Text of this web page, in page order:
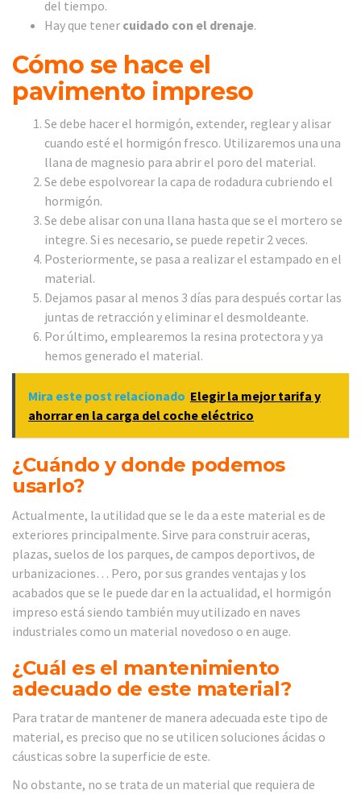
del tiempo.
Hay que tener cuidado con el drenaje.
Cómo se hace el
pavimento impreso
Se debe hacer el hormigón, extender, reglear y alisar
cuando esté el hormigón fresco. Utilizaremos una una
llana de magnesio para abrir el poro del material.
Se debe espolvorear la capa de rodadura cubriendo el
hormigón.
Se debe alisar con una llana hasta que se el mortero se
integre. Si es necesario, se puede repetir 2 veces.
Posteriormente, se pasa a realizar el estampado en el
material.
Dejamos pasar al menos 3 días para después cortar las
juntas de retracción y eliminar el desmoldeante.
Por último, emplearemos la resina protectora y ya
hemos generado el material.
Mira este post relacionado Elegir la mejor tarifa y
ahorrar en la carga del coche eléctrico
¿Cuándo y donde podemos
usarlo?
Actualmente, la utilidad que se le da a este material es de
exteriores principalmente. Sirve para construir aceras,
plazas, suelos de los parques, de campos deportivos, de
urbanizaciones… Pero, por sus grandes ventajas y los
acabados que se le puede dar en la actualidad, el hormigón
impreso está siendo también muy utilizado en naves
industriales como un material novedoso o en auge.
¿Cuál es el mantenimiento
adecuado de este material?
Para tratar de mantener de manera adecuada este tipo de
material, es preciso que no se utilicen soluciones ácidas o
cáusticas sobre la superficie de este.
No obstante, no se trata de un material que requiera de